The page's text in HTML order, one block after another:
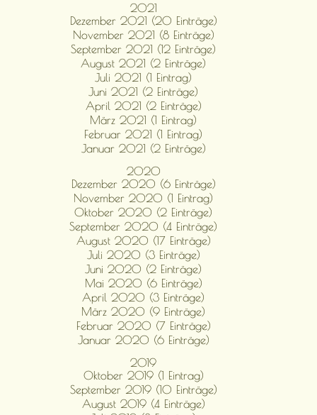
2021
Dezember 2021 (20 Einträge)
November 2021 (8 Einträge)
September 2021 (12 Einträge)
August 2021 (2 Einträge)
Juli 2021 (1 Eintrag)
Juni 2021 (2 Einträge)
April 2021 (2 Einträge)
März 2021 (1 Eintrag)
Februar 2021 (1 Eintrag)
Januar 2021 (2 Einträge)
2020
Dezember 2020 (6 Einträge)
November 2020 (1 Eintrag)
Oktober 2020 (2 Einträge)
September 2020 (4 Einträge)
August 2020 (17 Einträge)
Juli 2020 (3 Einträge)
Juni 2020 (2 Einträge)
Mai 2020 (6 Einträge)
April 2020 (3 Einträge)
März 2020 (9 Einträge)
Februar 2020 (7 Einträge)
Januar 2020 (6 Einträge)
2019
Oktober 2019 (1 Eintrag)
September 2019 (10 Einträge)
August 2019 (4 Einträge)